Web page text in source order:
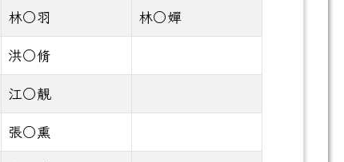
林○羽 林○嬋
洪○脩
江○靚
張○熏